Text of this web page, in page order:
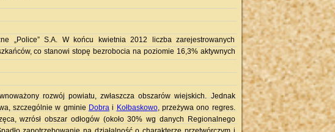
„Police” S.A. W końcu kwietnia 2012 liczba zarejestrowanych
co stanowi stopę bezrobocia na poziomie 16,3% aktywnych
rozwój powiatu, zwłaszcza obszarów wiejskich. Jednak
szczególnie w gminie Dobrai Kołbaskowo, przeżywa ono regres.
wzrósł obszar odłogów (około 30% wg danych Regionalnego